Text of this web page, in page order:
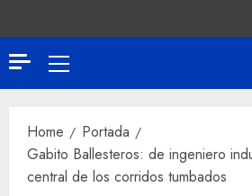
Home
Portada
Gabito Ballesteros: de ingeniero
central de los corridos tumbados